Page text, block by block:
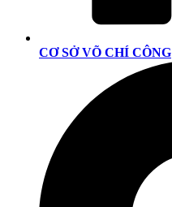
CƠ SỞ VÕ CHÍ CÔNG